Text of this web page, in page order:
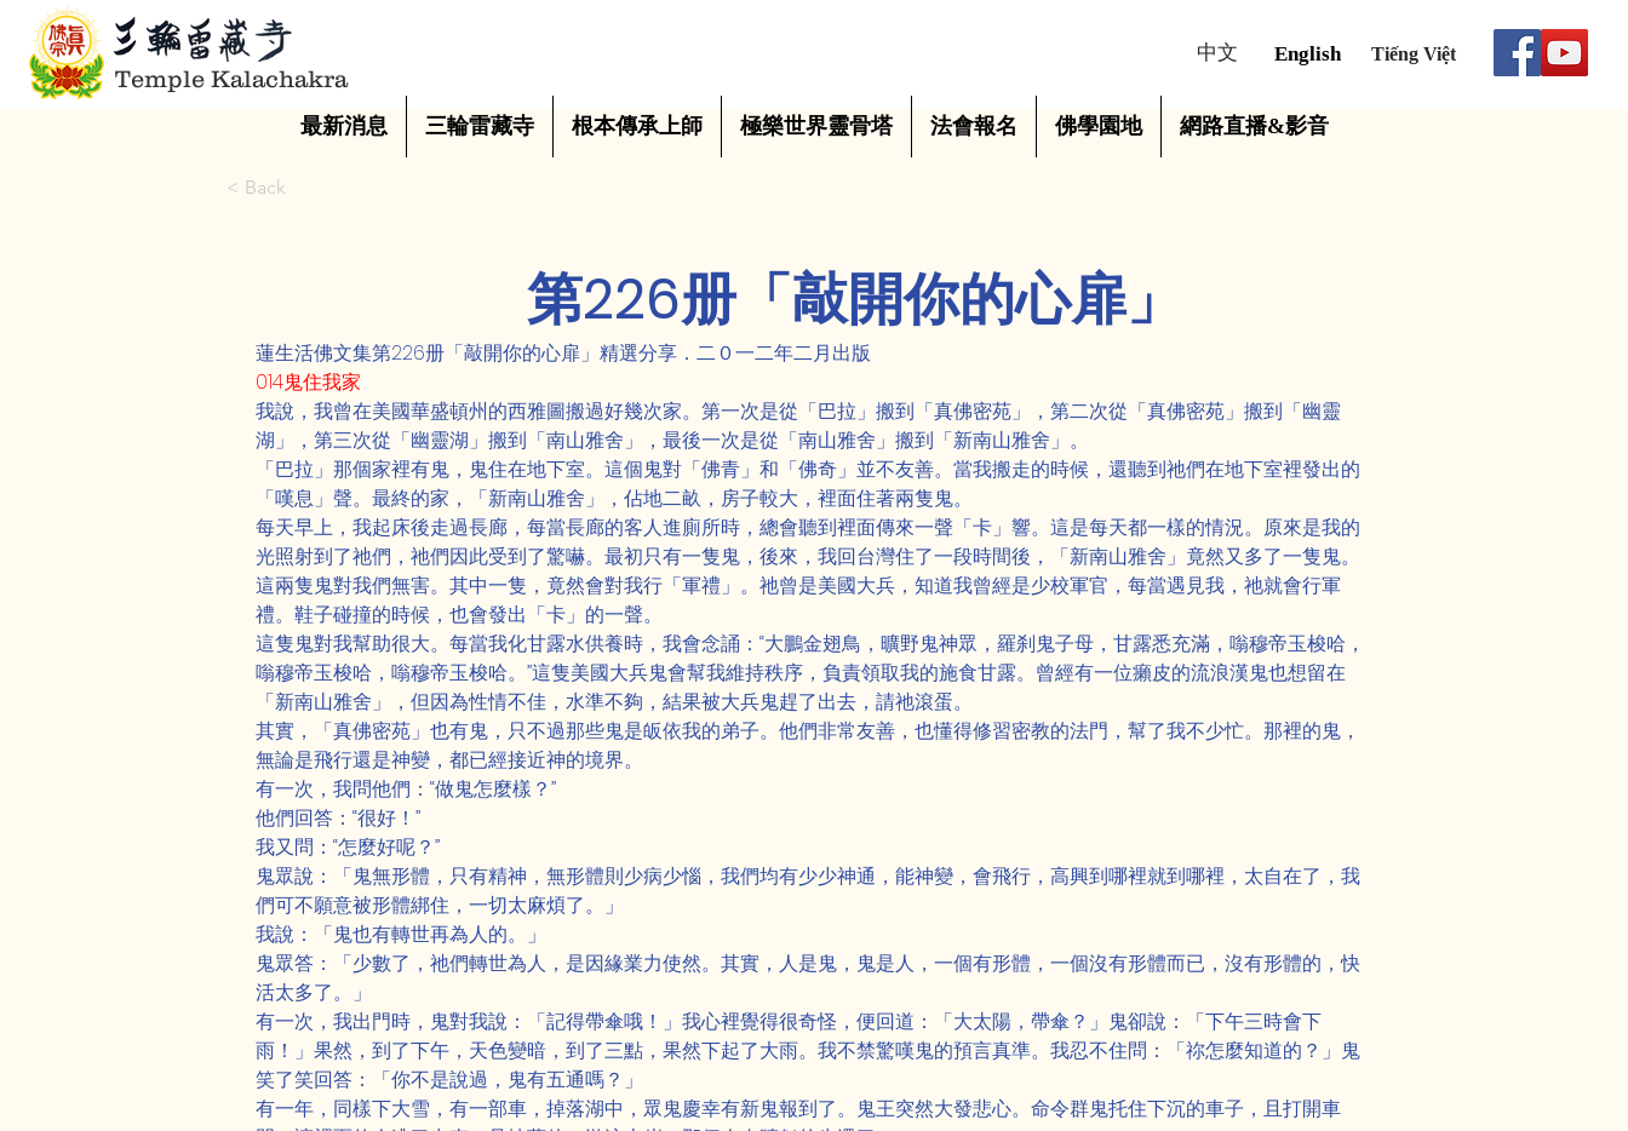
Temple Kalachakra
中文 English Tiếng Việt
最新消息 三輪雷藏寺 根本傳承上師 極樂世界靈骨塔 法會報名 佛學園地 網路直播&影音
< Back
第226册「敲開你的心扉」
蓮生活佛文集第226册「敲開你的心扉」精選分享．二０一二年二月出版
014鬼住我家
我說，我曾在美國華盛頓州的西雅圖搬過好幾次家。第一次是從「巴拉」搬到「真佛密苑」，第二次從「真佛密苑」搬到「幽靈
湖」，第三次從「幽靈湖」搬到「南山雅舍」，最後一次是從「南山雅舍」搬到「新南山雅舍」。
「巴拉」那個家裡有鬼，鬼住在地下室。這個鬼對「佛青」和「佛奇」並不友善。當我搬走的時候，還聽到祂們在地下室裡發出的
「嘆息」聲。最終的家，「新南山雅舍」，佔地二畝，房子較大，裡面住著兩隻鬼。
每天早上，我起床後走過長廊，每當長廊的客人進廁所時，總會聽到裡面傳來一聲「卡」響。這是每天都一樣的情況。原來是我的
光照射到了祂們，祂們因此受到了驚嚇。最初只有一隻鬼，後來，我回台灣住了一段時間後，「新南山雅舍」竟然又多了一隻鬼。
這兩隻鬼對我們無害。其中一隻，竟然會對我行「軍禮」。祂曾是美國大兵，知道我曾經是少校軍官，每當遇見我，祂就會行軍
禮。鞋子碰撞的時候，也會發出「卡」的一聲。
這隻鬼對我幫助很大。每當我化甘露水供養時，我會念誦：“大鵬金翅鳥，曠野鬼神眾，羅刹鬼子母，甘露悉充滿，嗡穆帝玉梭哈，
嗡穆帝玉梭哈，嗡穆帝玉梭哈。”這隻美國大兵鬼會幫我維持秩序，負責領取我的施食甘露。曾經有一位癩皮的流浪漢鬼也想留在
「新南山雅舍」，但因為性情不佳，水準不夠，結果被大兵鬼趕了出去，請祂滾蛋。
其實，「真佛密苑」也有鬼，只不過那些鬼是皈依我的弟子。他們非常友善，也懂得修習密教的法門，幫了我不少忙。那裡的鬼，
無論是飛行還是神變，都已經接近神的境界。
有一次，我問他們：“做鬼怎麼樣？”
他們回答：“很好！”
我又問：“怎麼好呢？”
鬼眾說：「鬼無形體，只有精神，無形體則少病少惱，我們均有少少神通，能神變，會飛行，高興到哪裡就到哪裡，太自在了，我
們可不願意被形體綁住，一切太麻煩了。」
我說：「鬼也有轉世再為人的。」
鬼眾答：「少數了，祂們轉世為人，是因緣業力使然。其實，人是鬼，鬼是人，一個有形體，一個沒有形體而已，沒有形體的，快
活太多了。」
有一次，我出門時，鬼對我說：「記得帶傘哦！」我心裡覺得很奇怪，便回道：「大太陽，帶傘？」鬼卻說：「下午三時會下
雨！」果然，到了下午，天色變暗，到了三點，果然下起了大雨。我不禁驚嘆鬼的預言真準。我忍不住問：「祢怎麼知道的？」鬼
笑了笑回答：「你不是說過，鬼有五通嗎？」
有一年，同樣下大雪，有一部車，掉落湖中，眾鬼慶幸有新鬼報到了。鬼王突然大發悲心。命令群鬼托住下沉的車子，且打開車